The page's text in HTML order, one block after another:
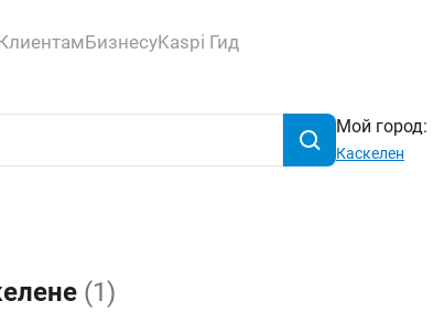
БизнесуKaspi Гид
Мой город:
Каскелен
(1)